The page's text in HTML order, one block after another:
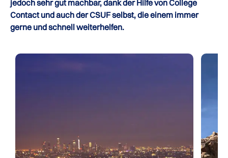
jedoch sehr gut machbar, dank der Hilfe von College
Contact und auch der CSUF selbst, die einem immer
gerne und schnell weiterhelfen.